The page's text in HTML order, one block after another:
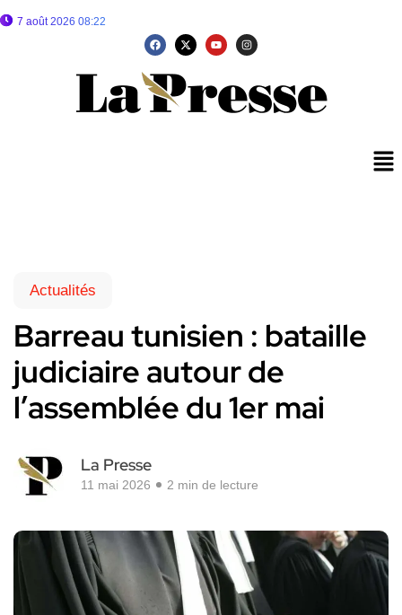
7 août 2026 08:22
Actualités
Barreau tunisien : bataille
judiciaire autour de
l’assemblée du 1er mai
La Presse
11 mai 2026 2 min de lecture